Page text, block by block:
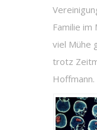
Familie im
viel Mühe
trotz
Hoffmann.